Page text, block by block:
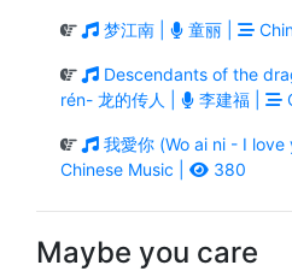
梦江南 | 童丽 |
Descendants of the
rén- 龙的传人 |
李建福 |
我愛你 (Wo ai ni - I love
Chinese Music |
380
Maybe you care